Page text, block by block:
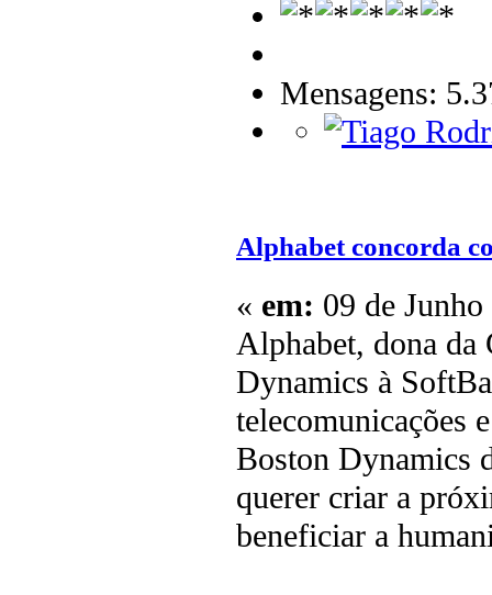
Mensagens:
Alphabet concorda
« em: 09 de
Alphabet, dona da
Dynamics à
telecomunicações
Boston Dynamics
querer criar a
beneficiar a